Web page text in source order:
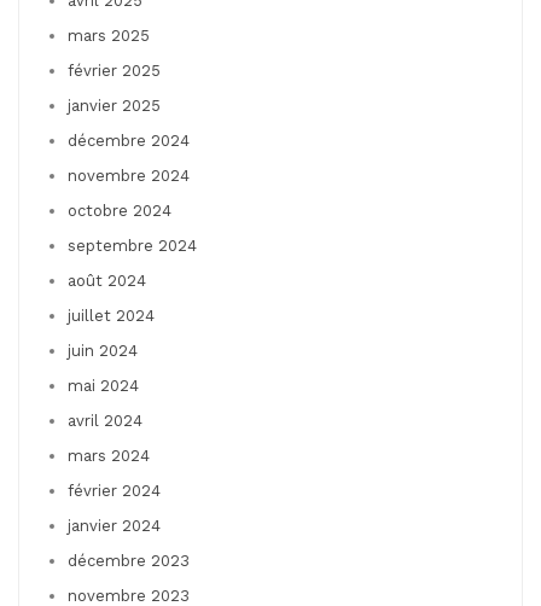
mars 2025
février 2025
janvier 2025
décembre 2024
novembre 2024
octobre 2024
septembre 2024
août 2024
juillet 2024
juin 2024
mai 2024
avril 2024
mars 2024
février 2024
janvier 2024
décembre 2023
novembre 2023